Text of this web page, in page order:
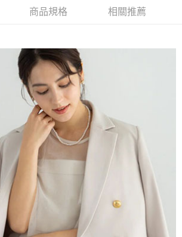
選擇欲分期的期數、繳款截止日，確認付款後即完
通過狀況，表示未達大哥付你分期系統評分，恕無
單，「大哥付你分期」於每月結算日後寄送繳費提
後，可選擇「超商條碼／台灣大直營門市／銀行轉
MONEY」等通路繳費。
大股份有限公司」（以下簡稱本公司）所提供，讓
服務購買商品或服務，並由商店將買賣／分期付款
後，依約使用本公司帳單繳交帳款。
哥付你分期」之契約關係目的，商店將以您的個人
地址）提供予台灣大哥大進項蒐集、處理及利用，
期帳單所需資料之確認、核對及更正。
詳閱以下連結：
https://oppay.tw/userRule
」】
、不需綁卡、不需儲值。
，簡訊認證，即可結帳。
服務後，再付款。
結帳流程】
先享後付」後，將跳轉至「AFTEE先享後付」
並確認金額後，即可完成結帳。
將收到繳費通知簡訊。
14天內，點擊此簡訊中的連結，可透過四大超商／
方式進行付款，方視為交易完成。
當下不需立刻繳費，但若您需要取消訂單，請聯絡
家同意取消之訂單仍視為有效，需透過AFTEE先享
先享後付 」之結帳頁面顯示為準，若有關於
取消欲退款等相關疑問，請聯繫「AFTEE先享後付
netprotections.freshdesk.com/support/home
含以上)免運費
含以上)免運費
含以上)免運費
含以上)免運費
商品規格 相關推薦